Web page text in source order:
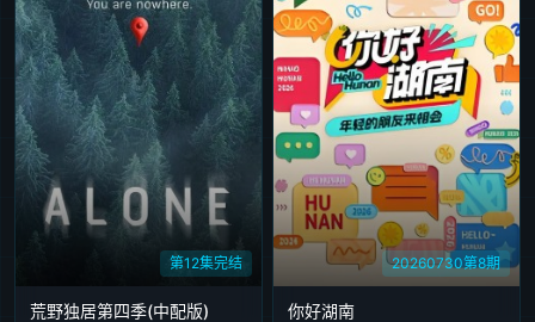
第12集完结
荒野独居第四季(中配版)
20260730第8期
你好湖南​